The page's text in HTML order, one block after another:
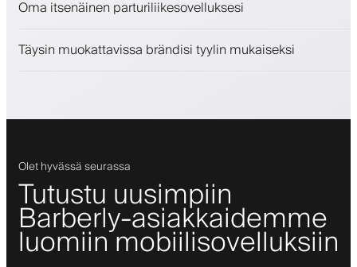
Sitouta asiakkaita kanta-asiakasohjelmalla
Oma itsenäinen parturiliikesovelluksesi
Täysin muokattavissa brändisi tyylin mukaiseksi
Olet hyvässä seurassa
Tutustu uusimpiin
Barberly-asiakkaidemme
luomiin mobiilisovelluksiin